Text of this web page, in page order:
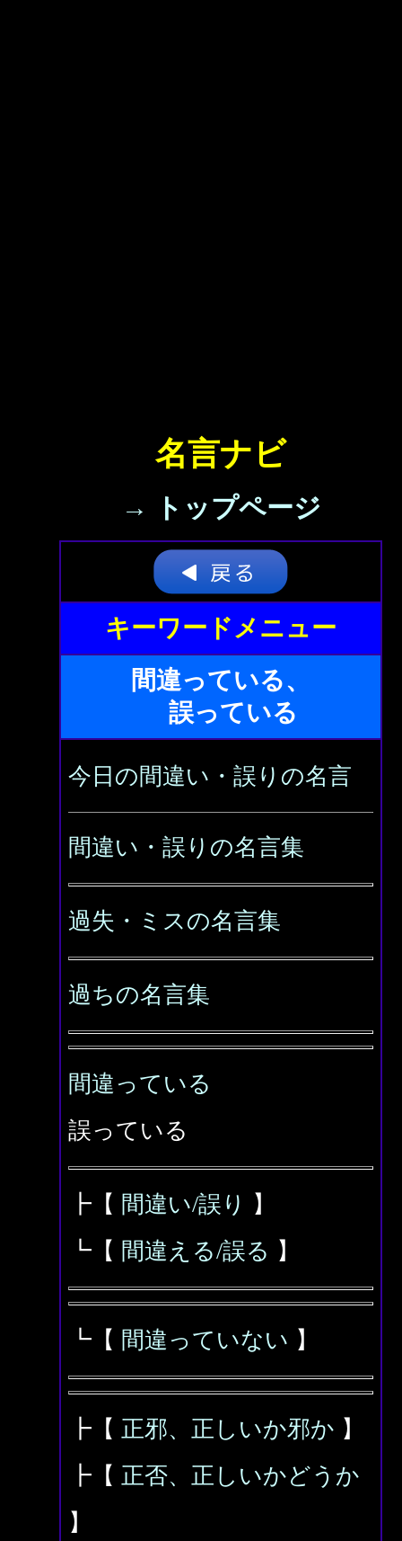
名言ナビ
→ トップページ
キーワードメニュー
間違っている、
誤っている
今日の間違い・誤りの名言
間違い・誤りの名言集
過失・ミスの名言集
過ちの名言集
間違っている
誤っている
┣【 間違い/誤り
】
┗【 間違える/誤る 】
┗【 間違っていない 】
┣【 正邪、正しいか邪か 】
┣【 正否、正しいかどうか
】